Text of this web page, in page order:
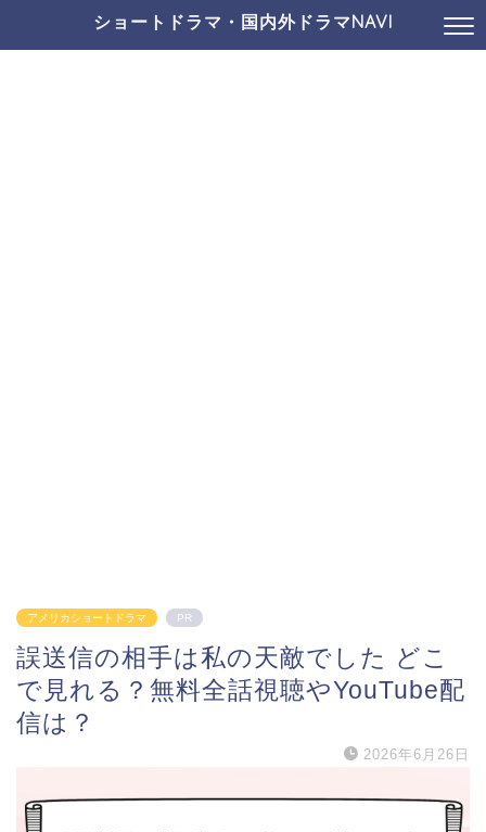
ショートドラマ・国内外ドラマNAVI
アメリカショートドラマ PR
誤送信の相手は私の天敵でした どこ
で見れる？無料全話視聴やYouTube配
信は？
2026年6月26日